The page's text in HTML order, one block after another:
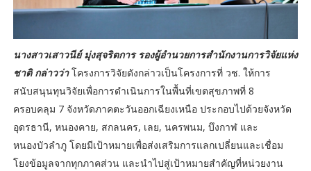
นางสาวเสาวนีย์ มุ่งสุจริตการ รองผู้อำนวยการสำนักงานการวิจัยแห่ง
ชาติ กล่าวว่าโครงการวิจัยดังกล่าวเป็นโครงการที่ วช. ให้การ
สนับสนุนทุนวิจัยเพื่อการดำเนินการในพื้นที่เขตสุขภาพที่ 8
ครอบคลุม 7 จังหวัดภาคตะวันออกเฉียงเหนือ ประกอบไปด้วยจังหวัด
อุดรธานี, หนองคาย, สกลนคร, เลย, นครพนม, บึงกาฬ และ
หนองบัวลำภู โดยมีเป้าหมายเพื่อส่งเสริมการแลกเปลี่ยนและเชื่อม
โยงข้อมูลจากทุกภาคส่วน และนำไปสู่เป้าหมายสำคัญที่หน่วยงาน